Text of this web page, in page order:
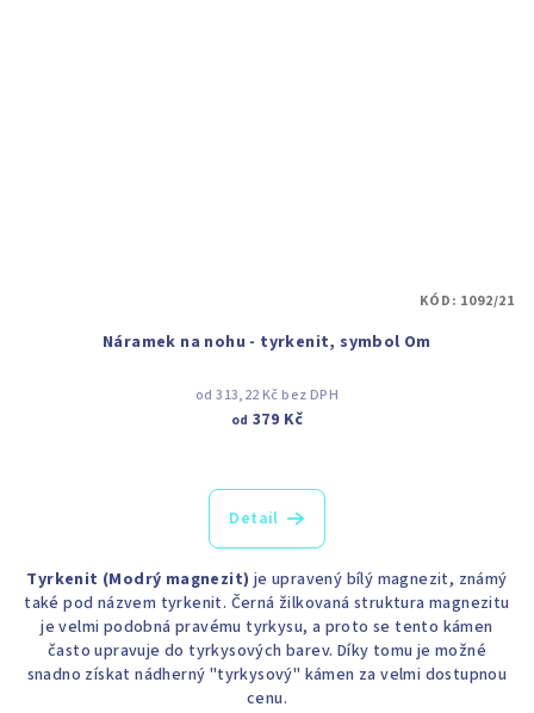
Náramek na nohu - tyrkenit, symbol Om
od 313,22 Kč bez DPH
od 379 Kč
Detail
Tyrkenit (Modrý magnezit) je upravený bílý magnezit, známý
také pod názvem tyrkenit. Černá žilkovaná struktura magnezitu
je velmi podobná pravému tyrkysu, a proto se tento kámen
často upravuje do tyrkysových barev. Díky tomu je možné
snadno získat nádherný "tyrkysový" kámen za velmi dostupnou
cenu.
KÓD: 1092/21